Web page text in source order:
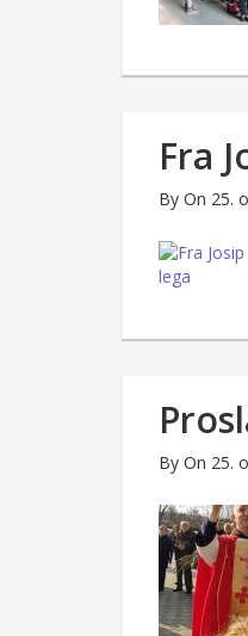
Fra
By On 25.
By On 25.